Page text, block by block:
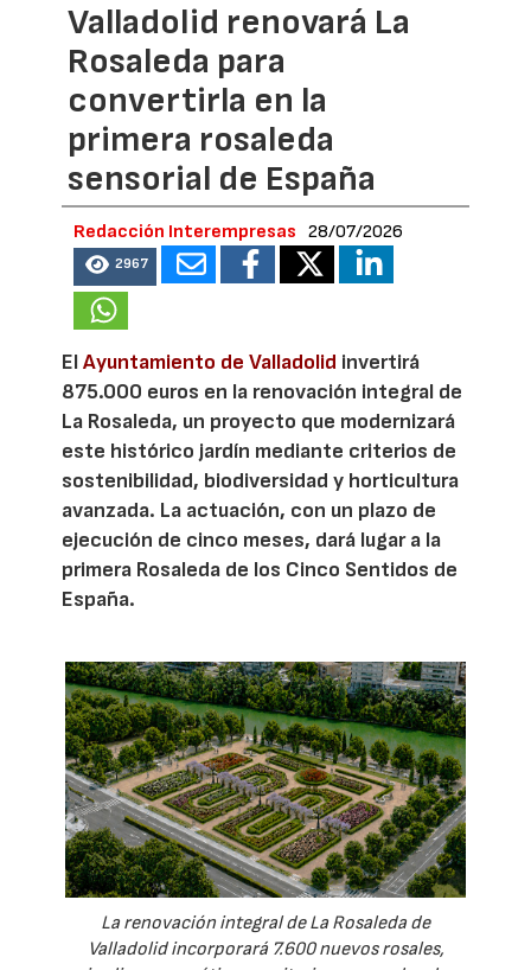
Valladolid renovará La
Rosaleda para
convertirla en la
primera rosaleda
sensorial de España
Redacción Interempresas 28/07/2026
2967
ElAyuntamiento de Valladolid invertirá
875.000 euros en la renovación integral de
La Rosaleda, un proyecto que modernizará
este histórico jardín mediante criterios de
sostenibilidad, biodiversidad y horticultura
avanzada. La actuación, con un plazo de
ejecución de cinco meses, dará lugar a la
primera Rosaleda de los Cinco Sentidos de
España.
La renovación integral de La Rosaleda de
Valladolid incorporará 7.600 nuevos rosales,